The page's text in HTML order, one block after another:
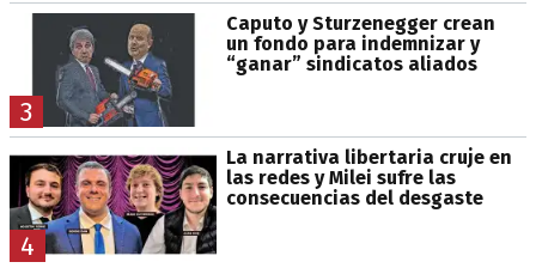
3
Caputo y Sturzenegger crean
un fondo para indemnizar y
“ganar” sindicatos aliados
4
La narrativa libertaria cruje en
las redes y Milei sufre las
consecuencias del desgaste